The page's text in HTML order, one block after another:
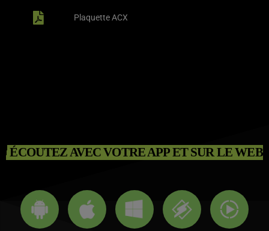
Plaquette ACX
ÉCOUTEZ AVEC VOTRE APP ET SUR LE WEB